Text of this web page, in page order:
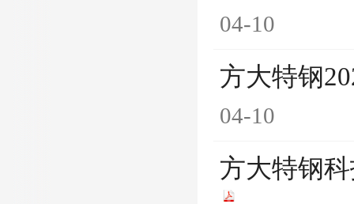
04-10
方大特钢
04-10
方大特钢